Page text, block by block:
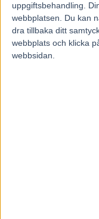
uppgiftsbehandling.
webbplatsen. Du kan
dra tillbaka ditt
webbplats och klicka
webbsidan.